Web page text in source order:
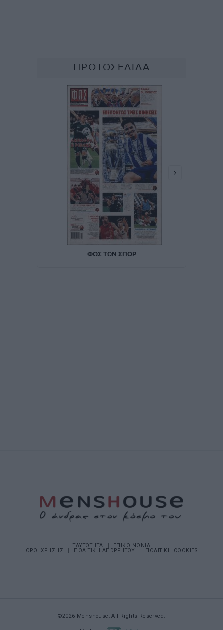
ΤΑΥΤΟΤΗΤΑ
ΕΠΙΚΟΙΝΩΝΙΑ
ΟΡΟΙ ΧΡΗΣΗΣ
ΠΟΛΙΤΙΚΗ ΑΠΟΡΡΗΤΟΥ ΠΟΛΙΤΙΚΗ COOKIES
©2026 Menshouse. All Rights Reserved.